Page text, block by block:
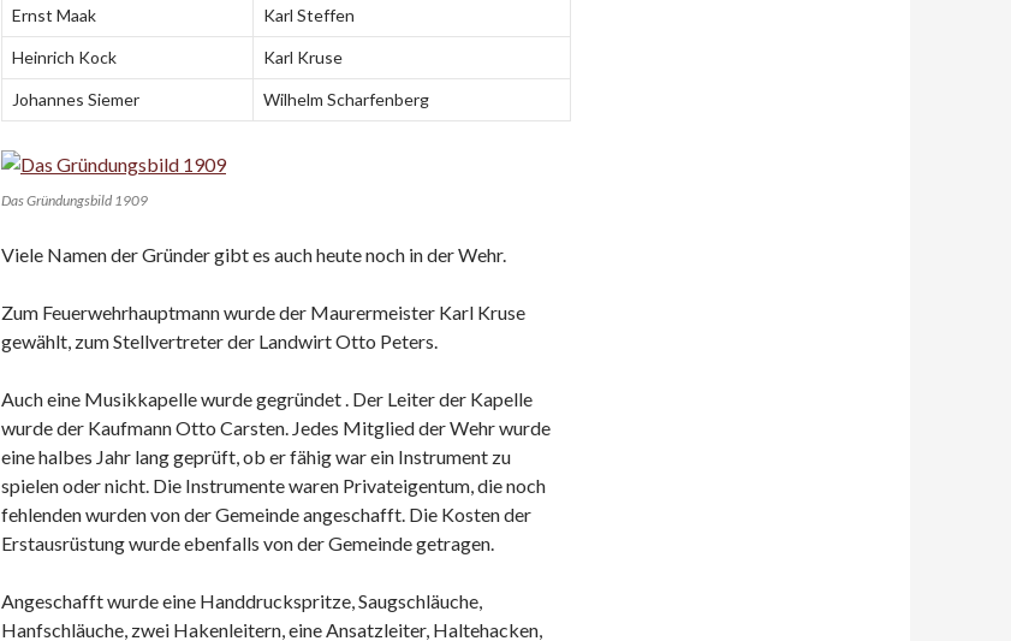
Ernst Maak Karl Steffen
Heinrich Kock Karl Kruse
Johannes Siemer Wilhelm Scharfenberg
Das Gründungsbild 1909
Viele Namen der Gründer gibt es auch heute noch in der Wehr.
Zum Feuerwehrhauptmann wurde der Maurermeister Karl Kruse
gewählt, zum Stellvertreter der Landwirt Otto Peters.
Auch eine Musikkapelle wurde gegründet . Der Leiter der Kapelle
wurde der Kaufmann Otto Carsten. Jedes Mitglied der Wehr wurde
eine halbes Jahr lang geprüft, ob er fähig war ein Instrument zu
spielen oder nicht. Die Instrumente waren Privateigentum, die noch
fehlenden wurden von der Gemeinde angeschafft. Die Kosten der
Erstausrüstung wurde ebenfalls von der Gemeinde getragen.
Angeschafft wurde eine Handdruckspritze, Saugschläuche,
Hanfschläuche, zwei Hakenleitern, eine Ansatzleiter, Haltehacken,